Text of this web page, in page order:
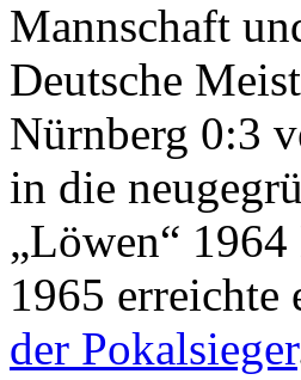
Mannschaft
Deutsche
Nürnberg 0:3
in die
„Löwen“
1965
der Pokalsieger